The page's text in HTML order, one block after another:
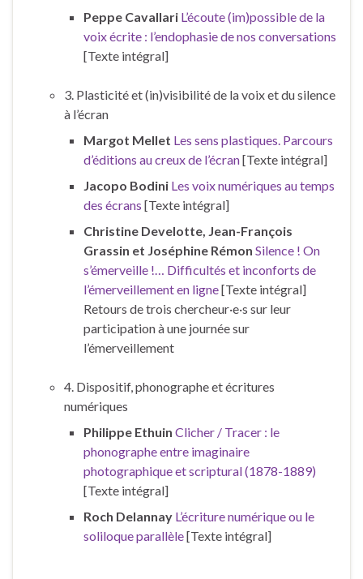
Peppe Cavallari L’écoute (im)possible de la
voix écrite : l’endophasie de nos conversations
[Texte intégral]
3. Plasticité et (in)visibilité de la voix et du silence
à l’écran
Margot Mellet Les sens plastiques. Parcours
d’éditions au creux de l’écran[Texte intégral]
Jacopo Bodini Les voix numériques au temps
des écrans [Texte intégral]
Christine Develotte, Jean-François
Grassin et Joséphine Rémon Silence ! On
s’émerveille !… Difficultés et inconforts de
l’émerveillement en ligne[Texte intégral]
Retours de trois chercheur·e·s sur leur
participation à une journée sur
l’émerveillement
4. Dispositif, phonographe et écritures
numériques
Philippe Ethuin Clicher / Tracer : le
phonographe entre imaginaire
photographique et scriptural (1878-1889)
[Texte intégral]
Roch Delannay L’écriture numérique ou le
soliloque parallèle[Texte intégral]